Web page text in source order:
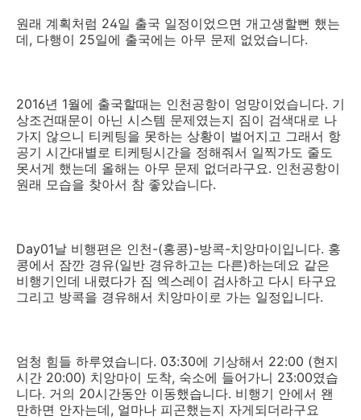
원래 계획처럼 24일 출국 일정이었으면 개고생할뻔 했는
데, 다행이 25일에 출국에는 아무 문제 없었습니다.
2016년 1월에 출국할때는 인천공항이 엉망이었습니다. 기
상조건때문이 아닌 시스템 문제였는지 짐이 검색대로 나
가지 않으니 티케팅을 못하는 상황이 벌어지고 그래서 항
공기 시간대별로 티케팅시간을 정해줘서 일찍가도 줄도
못서게 했는데 올해는 아무 문제 없더라구요. 인천공항이
원래 모습을 찾아서 참 좋았습니다.
Day01날 비행편은 인천-(홍콩)-방콕-치앙마이입니다. 홍
콩에서 잠깐 경유(일반 경유하고는 다른)하는데요 같은
비행기인데 내렸다가 짐 엑스레이 검사하고 다시 타구요
그리고 방콕을 경유해서 치앙마이로 가는 일정입니다.
엄청 힘들 하루였습니다. 03:30에 기상해서 22:00 (현지
시간 20:00) 치앙마이 도착, 숙소에 들어가니 23:00였습
니다. 거의 20시간동안 이동했습니다. 비행기 안에서 왠
만하면 안자는데, 얼마나 피곤했는지 자게되더라구요